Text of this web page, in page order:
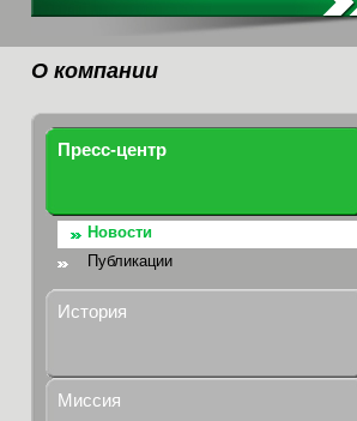
О компании
Пресс-центр
Новости
Публикации
История
Миссия